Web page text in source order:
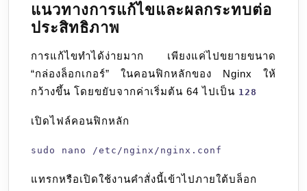
แนวทางการแก้ไขและผลกระทบต่อ
ประสิทธิภาพ
การแก้ไขทำได้ง่ายมาก เพียงแค่ไปขยายขนาด
“กล่องล็อกเกอร์” ในคอนฟิกหลักของ Nginx ให้
กว้างขึ้น โดยขยับจากค่าเริ่มต้น 64 ไปเป็น 128
เปิดไฟล์คอนฟิกหลัก
sudo nano /etc/nginx/nginx.conf
แทรกหรือเปิดใช้งานคำสั่งนี้เข้าไปภายใต้บล็อก